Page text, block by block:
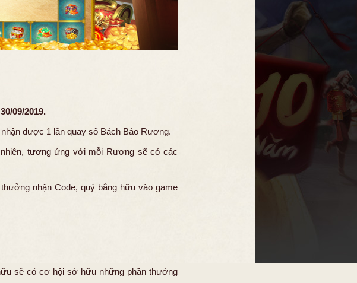
09/2019.
được 1 lần quay số Bách Bảo Rương.
tương ứng với mỗi Rương sẽ có các
nhận Code, quý bằng hữu vào game
sẽ có cơ hội sở hữu những phần thưởng